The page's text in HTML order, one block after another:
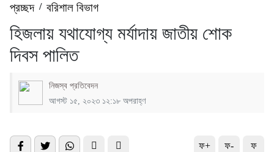
প্রচ্ছদ/ বরিশাল বিভাগ
হিজলায় যথাযোগ্য মর্যাদায় জাতীয় শোক
দিবস পালিত
নিজস্ব প্রতিবেদন
আগস্ট ১৫, ২০২৩ ১২:১৮ অপরাহ্ণ
ফ+ ফ- ফ